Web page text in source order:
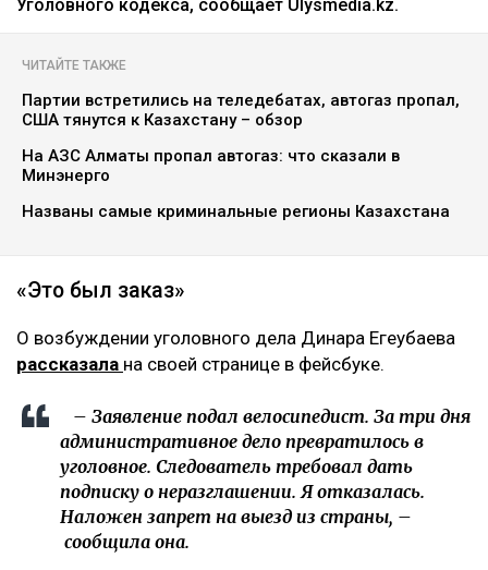
Уголовного кодекса, сообщает Ulysmedia.kz.
ЧИТАЙТЕ ТАКЖЕ
Партии встретились на теледебатах, автогаз пропал,
США тянутся к Казахстану – обзор
На АЗС Алматы пропал автогаз: что сказали в
Минэнерго
Названы самые криминальные регионы Казахстана
«Это был заказ»
О возбуждении уголовного дела Динара Егеубаева
рассказала на своей странице в фейсбуке.
– Заявление подал велосипедист. За три дня
административное дело превратилось в
уголовное. Следователь требовал дать
подписку о неразглашении. Я отказалась.
Наложен запрет на выезд из страны, –
сообщила она.